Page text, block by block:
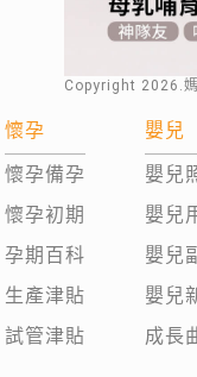
Copyright 2026 .
懷孕
懷孕備孕
懷孕初期
孕期百科
生產津貼
試管津貼
嬰兒
嬰兒
嬰兒
嬰兒
嬰兒
成長